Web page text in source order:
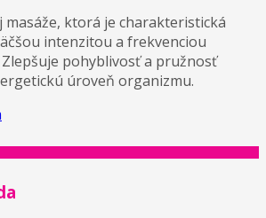
masáže, ktorá je charakteristická
intenzitou a frekvenciou
pohyblivosť a pružnosť
úroveň organizmu.